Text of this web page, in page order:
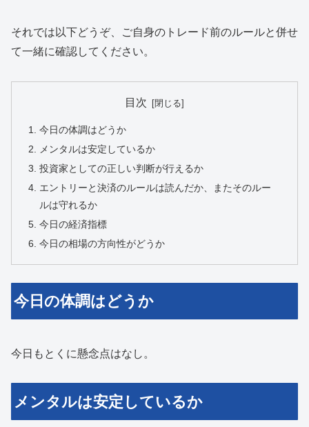
それでは以下どうぞ、ご自身のトレード前のルールと併せ
て一緒に確認してください。
目次
今日の体調はどうか
メンタルは安定しているか
投資家としての正しい判断が行えるか
エントリーと決済のルールは読んだか、またそのルー
ルは守れるか
今日の経済指標
今日の相場の方向性がどうか
今日の体調はどうか
今日もとくに懸念点はなし。
メンタルは安定しているか